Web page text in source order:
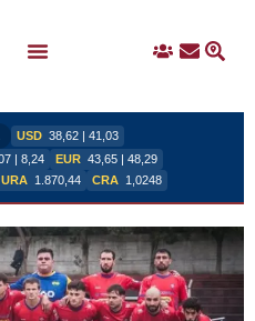
IngresoContacto
USD 38,62 | 41,03
| 8,24 EUR 43,65 | 48,29
URA 1.870,44 CRA 1,0248